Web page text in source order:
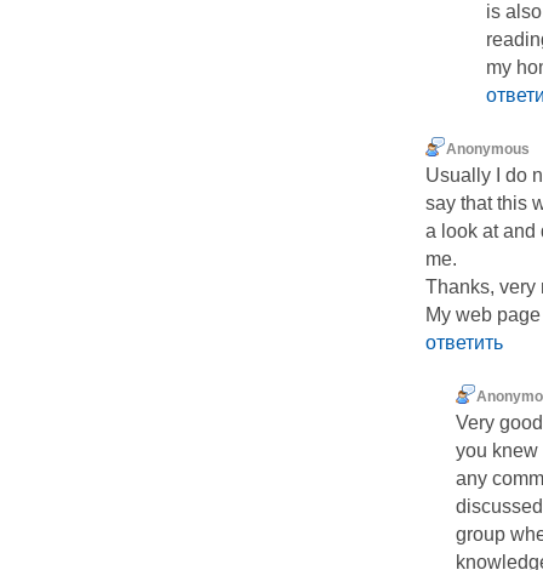
is
my
Anonymous
Usually I do
say that this
a look at and
me.
Thanks, very
My web
ответить
Very
you knew
any
group